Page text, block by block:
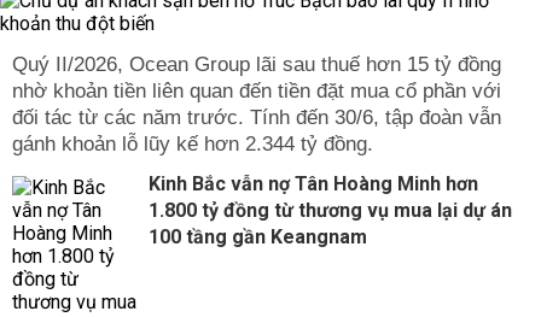
Quý II/2026, Ocean Group lãi sau thuế hơn 15 tỷ đồng
nhờ khoản tiền liên quan đến tiền đặt mua cổ phần với
đối tác từ các năm trước. Tính đến 30/6, tập đoàn vẫn
gánh khoản lỗ lũy kế hơn 2.344 tỷ đồng.
Kinh Bắc vẫn nợ Tân Hoàng Minh hơn
1.800 tỷ đồng từ thương vụ mua lại dự án
100 tầng gần Keangnam